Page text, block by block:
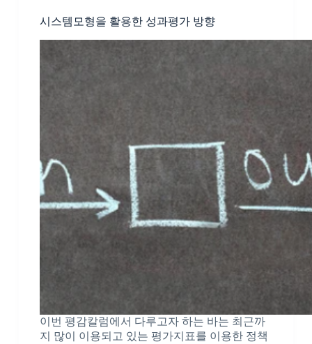
시스템모형을 활용한 성과평가 방향
이번 평감칼럼에서 다루고자 하는 바는 최근까
지 많이 이용되고 있는 평가지표를 이용한 정책